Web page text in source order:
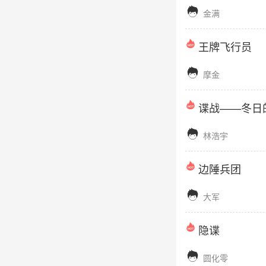
 金满
王牌飞行员
 摩金
谍战——冬日
 林浩宇
边陲兵团
 大军
隐谍
 圆化零